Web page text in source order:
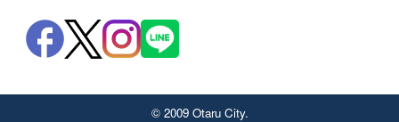
© 2009 Otaru City.